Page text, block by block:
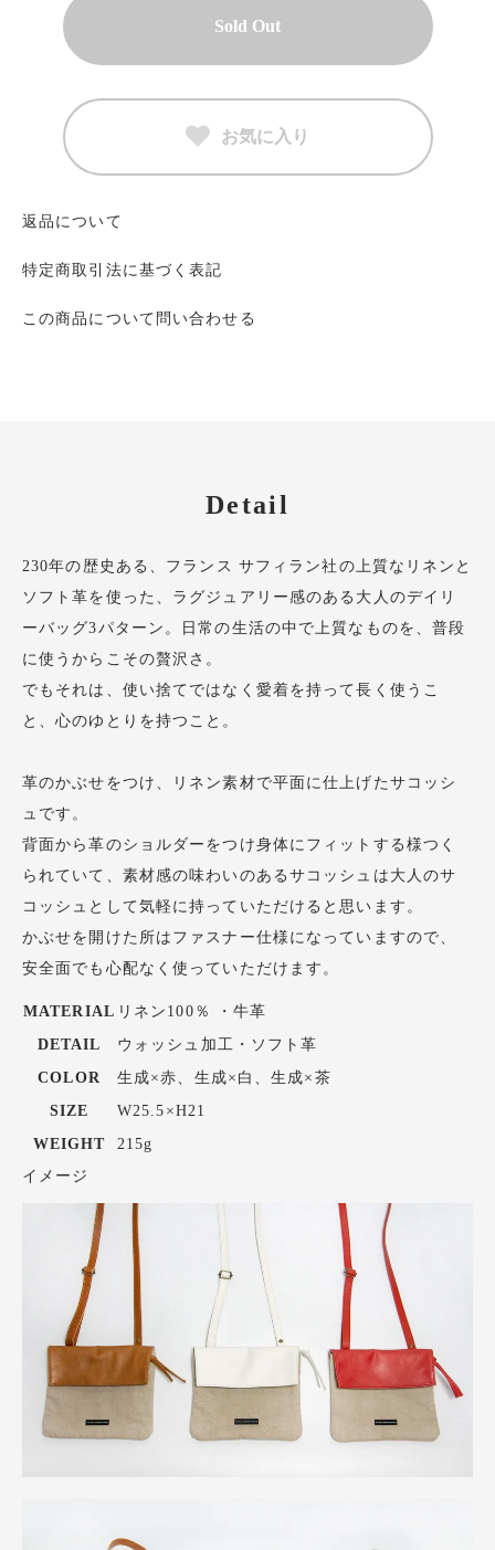
Sold Out
お気に入り
返品について
特定商取引法に基づく表記
この商品について問い合わせる
Detail
230年の歴史ある、フランス サフィラン社の上質なリネンと
ソフト革を使った、ラグジュアリー感のある大人のデイリ
ーバッグ3パターン。日常の生活の中で上質なものを、普段
に使うからこその贅沢さ。
でもそれは、使い捨てではなく愛着を持って長く使うこ
と、心のゆとりを持つこと。
革のかぶせをつけ、リネン素材で平面に仕上げたサコッシ
ュです。
背面から革のショルダーをつけ身体にフィットする様つく
られていて、素材感の味わいのあるサコッシュは大人のサ
コッシュとして気軽に持っていただけると思います。
かぶせを開けた所はファスナー仕様になっていますので、
安全面でも心配なく使っていただけます。
MATERIAL リネン100％ ・牛革
DETAIL
ウォッシュ加工・ソフト革
COLOR
生成×赤、生成×白、生成×茶
SIZE
W25.5×H21
WEIGHT
215g
イメージ